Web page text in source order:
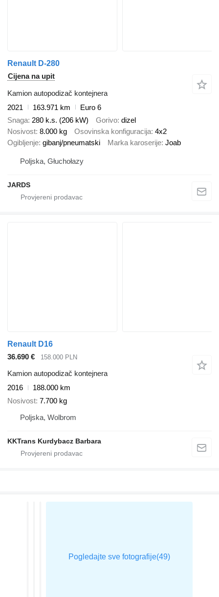
Renault D-280
Cijena na upit
Kamion autopodizač kontejnera
2021
163.971 km
Euro 6
Snaga 280 k.s. (206 kW) Gorivo dizel
Nosivost 8.000 kg Osovinska konfiguracija 4x2
Ogibljenje gibanj/pneumatski Marka karoserije Joab
Poljska, Głuchołazy
JARDS
Renault D16
36.690 €
158.000 PLN
Kamion autopodizač kontejnera
2016
188.000 km
Nosivost 7.700 kg
Poljska, Wolbrom
KKTrans Kurdybacz Barbara